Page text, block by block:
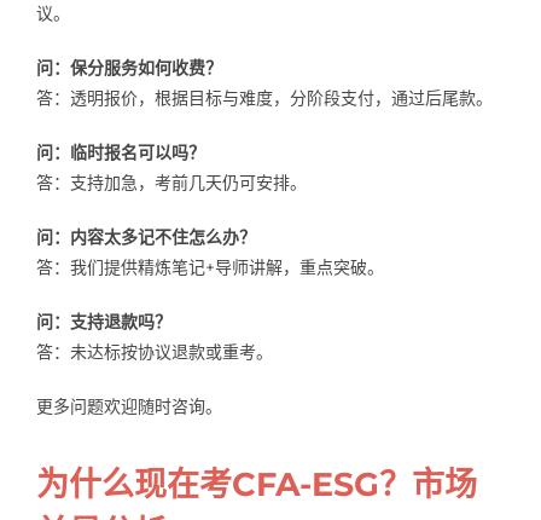
议。
问：保分服务如何收费？
答：透明报价，根据目标与难度，分阶段支付，通过后尾款。
问：临时报名可以吗？
答：支持加急，考前几天仍可安排。
问：内容太多记不住怎么办？
答：我们提供精炼笔记+导师讲解，重点突破。
问：支持退款吗？
答：未达标按协议退款或重考。
更多问题欢迎随时咨询。
为什么现在考CFA-ESG？市场